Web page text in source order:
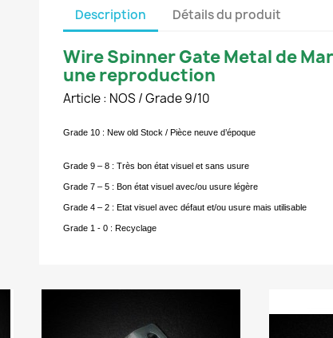
Description Détails du produit
Wire Spinner Gate Metal de
une reproduction
Article : NOS / Grade 9/10
Grade 10 : New old Stock / Pièce neuve d’époque
Grade 9 – 8 : Très bon état visuel et sans usure
Grade 7 – 5 : Bon état visuel avec/ou usure légère
Grade 4 – 2 : Etat visuel avec défaut et/ou usure mais utilisable
Grade 1 - 0 : Recyclage